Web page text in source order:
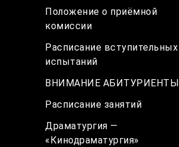
Положение о приёмной
комиссии
Расписание вступительных
испытаний
ВНИМАНИЕ АБИТУРИЕНТЫ
Расписание занятий
Драматургия —
«Кинодраматургия»